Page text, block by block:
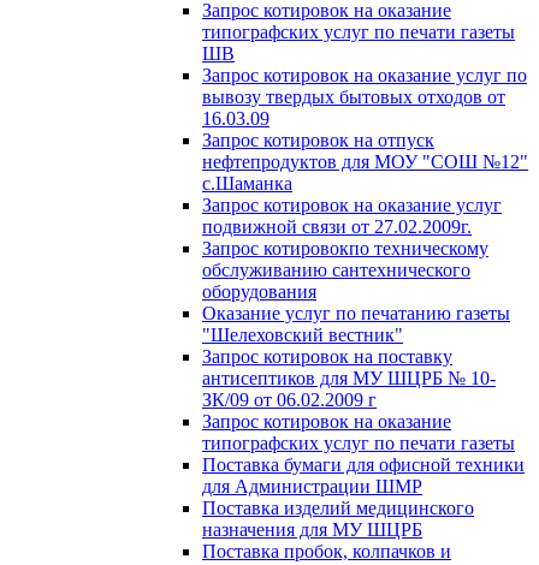
Запрос котировок на оказание
типографских услуг по печати газеты
ШВ
Запрос котировок на оказание услуг по
вывозу твердых бытовых отходов от
16.03.09
Запрос котировок на отпуск
нефтепродуктов для МОУ "СОШ №12"
с.Шаманка
Запрос котировок на оказание услуг
подвижной связи от 27.02.2009г.
Запрос котировокпо техническому
обслуживанию сантехнического
оборудования
Оказание услуг по печатанию газеты
"Шелеховский вестник"
Запрос котировок на поставку
антисептиков для МУ ШЦРБ № 10-
ЗК/09 от 06.02.2009 г
Запрос котировок на оказание
типографских услуг по печати газеты
Поставка бумаги для офисной техники
для Администрации ШМР
Поставка изделий медицинского
назначения для МУ ШЦРБ
Поставка пробок, колпачков и